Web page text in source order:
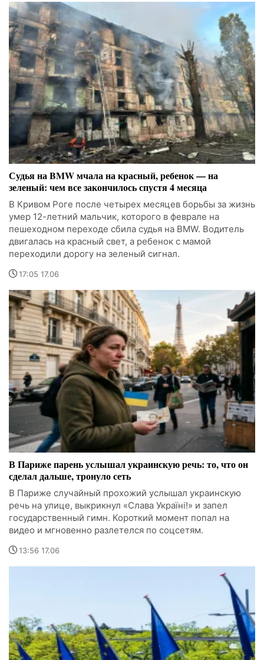
Судья на BMW мчала на красный, ребенок — на
зеленый: чем все закончилось спустя 4 месяца
В Кривом Роге после четырех месяцев борьбы за жизнь
умер 12-летний мальчик, которого в феврале на
пешеходном переходе сбила судья на BMW. Водитель
двигалась на красный свет, а ребенок с мамой
переходили дорогу на зеленый сигнал.
17:05 17.06
В Париже парень услышал украинскую речь: то, что он
сделал дальше, тронуло сеть
В Париже случайный прохожий услышал украинскую
речь на улице, выкрикнул «Слава Україні!» и запел
государственный гимн. Короткий момент попал на
видео и мгновенно разлетелся по соцсетям.
13:56 17.06